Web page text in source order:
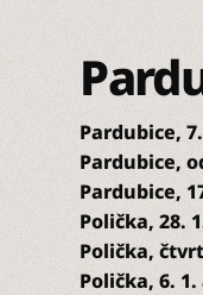
Pardubice,
Pardubice,
Pardubice,
Polička, 28.
Polička,
Polička, 6. 1.